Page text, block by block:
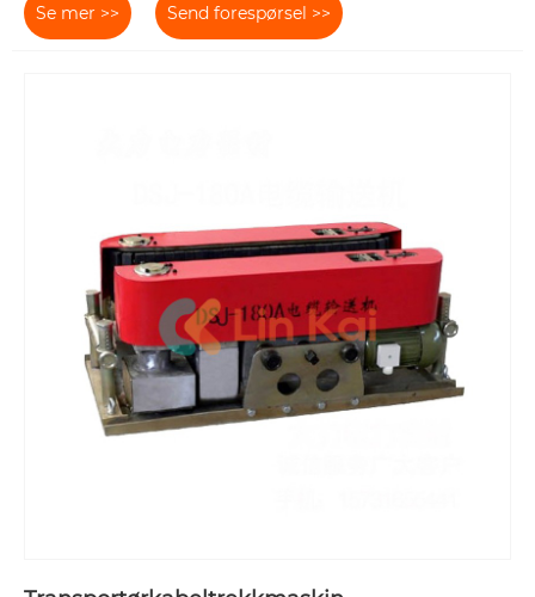
Se mer >> Send forespørsel >>